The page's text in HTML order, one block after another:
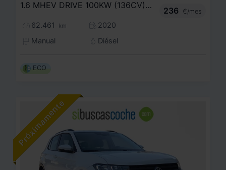
1.6 MHEV DRIVE 100KW (136CV) 4X2
62.461 km
2020
Manual
Diésel
236
€/mes
ECO